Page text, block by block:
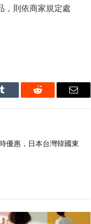
，則依商家規定處
Tumblr Reddit Email
優惠，日本台灣韓國東